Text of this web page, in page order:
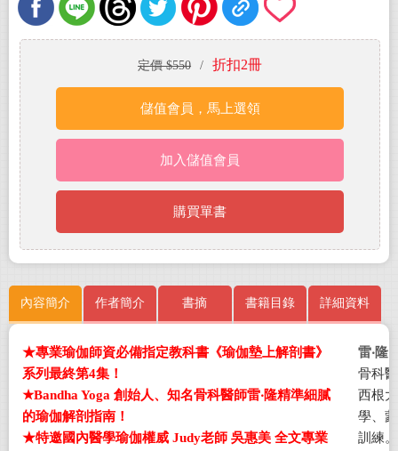
定價 $550 / 折扣2冊
儲值會員，馬上選領
加入儲值會員
購買單書
內容簡介 作者簡介 書摘 書籍目錄 詳細資料
★專業瑜伽師資必備指定教科書《瑜伽墊上解剖書》
系列最終第4集！
★Bandha Yoga 創始人、知名骨科醫師雷‧隆精準細膩
的瑜伽解剖指南！
★特邀國內醫學瑜伽權威 Judy老師 吳惠美 全文專業
雷‧隆
骨科
西根
學、
訓練